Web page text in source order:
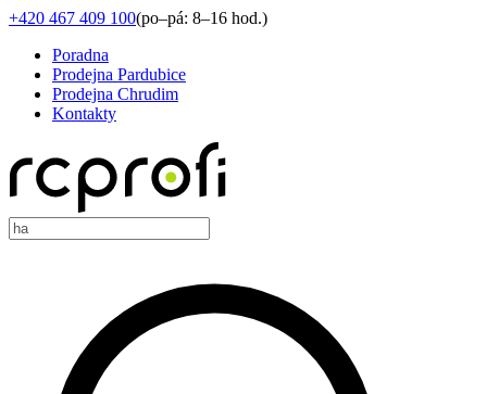
+420 467 409 100(po–pá: 8–16 hod.)
Poradna
Prodejna Pardubice
Prodejna Chrudim
Kontakty